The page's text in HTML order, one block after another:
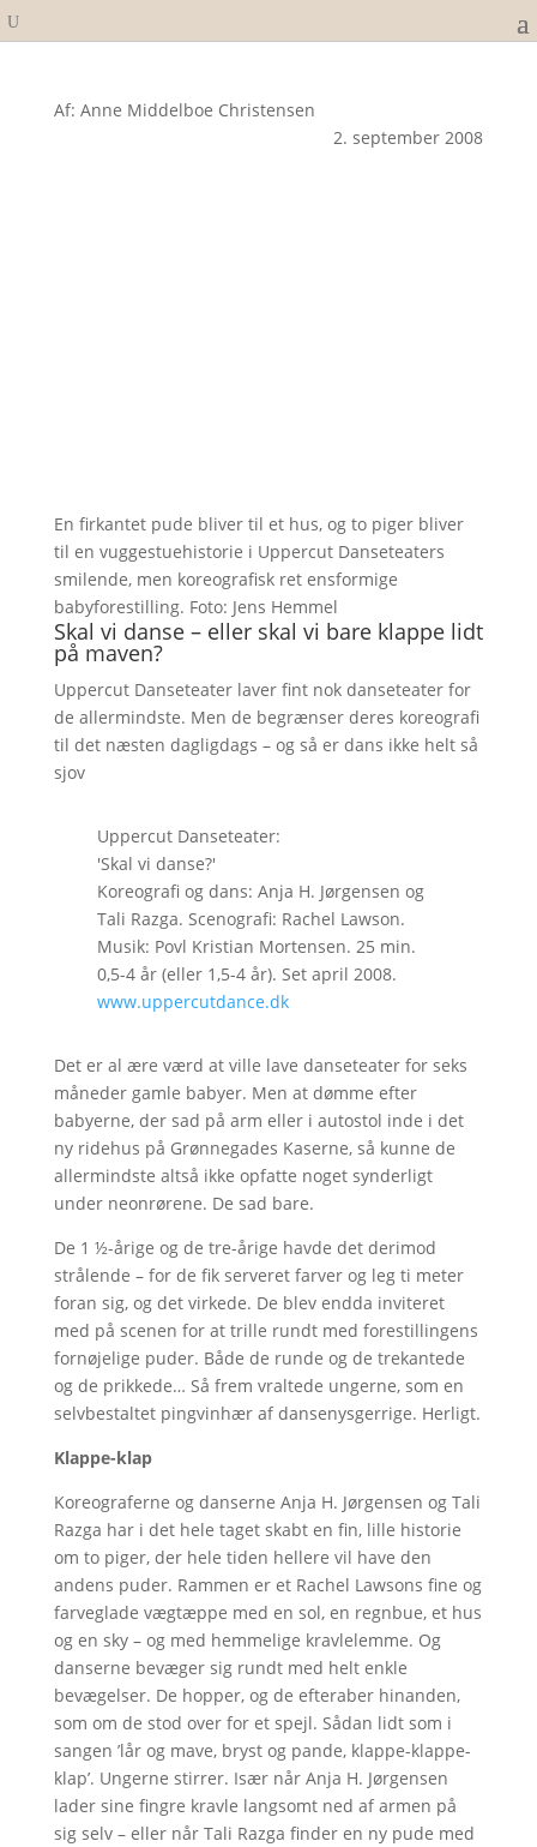
Af: Anne Middelboe Christensen
2. september 2008
En firkantet pude bliver til et hus, og to piger bliver
til en vuggestuehistorie i Uppercut Danseteaters
smilende, men koreografisk ret ensformige
babyforestilling. Foto: Jens Hemmel
Skal vi danse – eller skal vi bare klappe lidt
på maven?
Uppercut Danseteater laver fint nok danseteater for
de allermindste. Men de begrænser deres koreografi
til det næsten dagligdags – og så er dans ikke helt så
sjov
Uppercut Danseteater:
'Skal vi danse?'
Koreografi og dans: Anja H. Jørgensen og
Tali Razga. Scenografi: Rachel Lawson.
Musik: Povl Kristian Mortensen. 25 min.
0,5-4 år (eller 1,5-4 år). Set april 2008.
www.uppercutdance.dk
Det er al ære værd at ville lave danseteater for seks
måneder gamle babyer. Men at dømme efter
babyerne, der sad på arm eller i autostol inde i det
ny ridehus på Grønnegades Kaserne, så kunne de
allermindste altså ikke opfatte noget synderligt
under neonrørene. De sad bare.
De 1 ½-årige og de tre-årige havde det derimod
strålende – for de fik serveret farver og leg ti meter
foran sig, og det virkede. De blev endda inviteret
med på scenen for at trille rundt med forestillingens
fornøjelige puder. Både de runde og de trekantede
og de prikkede… Så frem vraltede ungerne, som en
selvbestaltet pingvinhær af dansenysgerrige. Herligt.
Klappe-klap
Koreograferne og danserne Anja H. Jørgensen og Tali
Razga har i det hele taget skabt en fin, lille historie
om to piger, der hele tiden hellere vil have den
andens puder. Rammen er et Rachel Lawsons fine og
farveglade vægtæppe med en sol, en regnbue, et hus
og en sky – og med hemmelige kravlelemme. Og
danserne bevæger sig rundt med helt enkle
bevægelser. De hopper, og de efteraber hinanden,
som om de stod over for et spejl. Sådan lidt som i
sangen ’lår og mave, bryst og pande, klappe-klappe-
klap’. Ungerne stirrer. Især når Anja H. Jørgensen
lader sine fingre kravle langsomt ned af armen på
sig selv – eller når Tali Razga finder en ny pude med